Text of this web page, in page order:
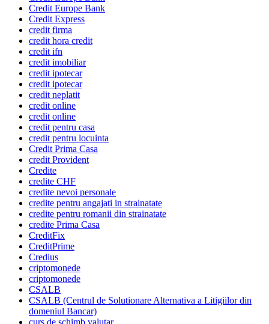
Credit Europe Bank
Credit Express
credit firma
credit hora credit
credit ifn
credit imobiliar
credit ipotecar
credit ipotecar
credit neplatit
credit online
credit online
credit pentru casa
credit pentru locuinta
Credit Prima Casa
credit Provident
Credite
credite CHF
credite nevoi personale
credite pentru angajati in strainatate
credite pentru romanii din strainatate
credite Prima Casa
CreditFix
CreditPrime
Credius
criptomonede
criptomonede
CSALB
CSALB (Centrul de Solutionare Alternativa a Litigiilor din
domeniul Bancar)
curs de schimb valutar